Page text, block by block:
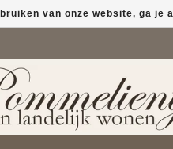
van onze website, ga